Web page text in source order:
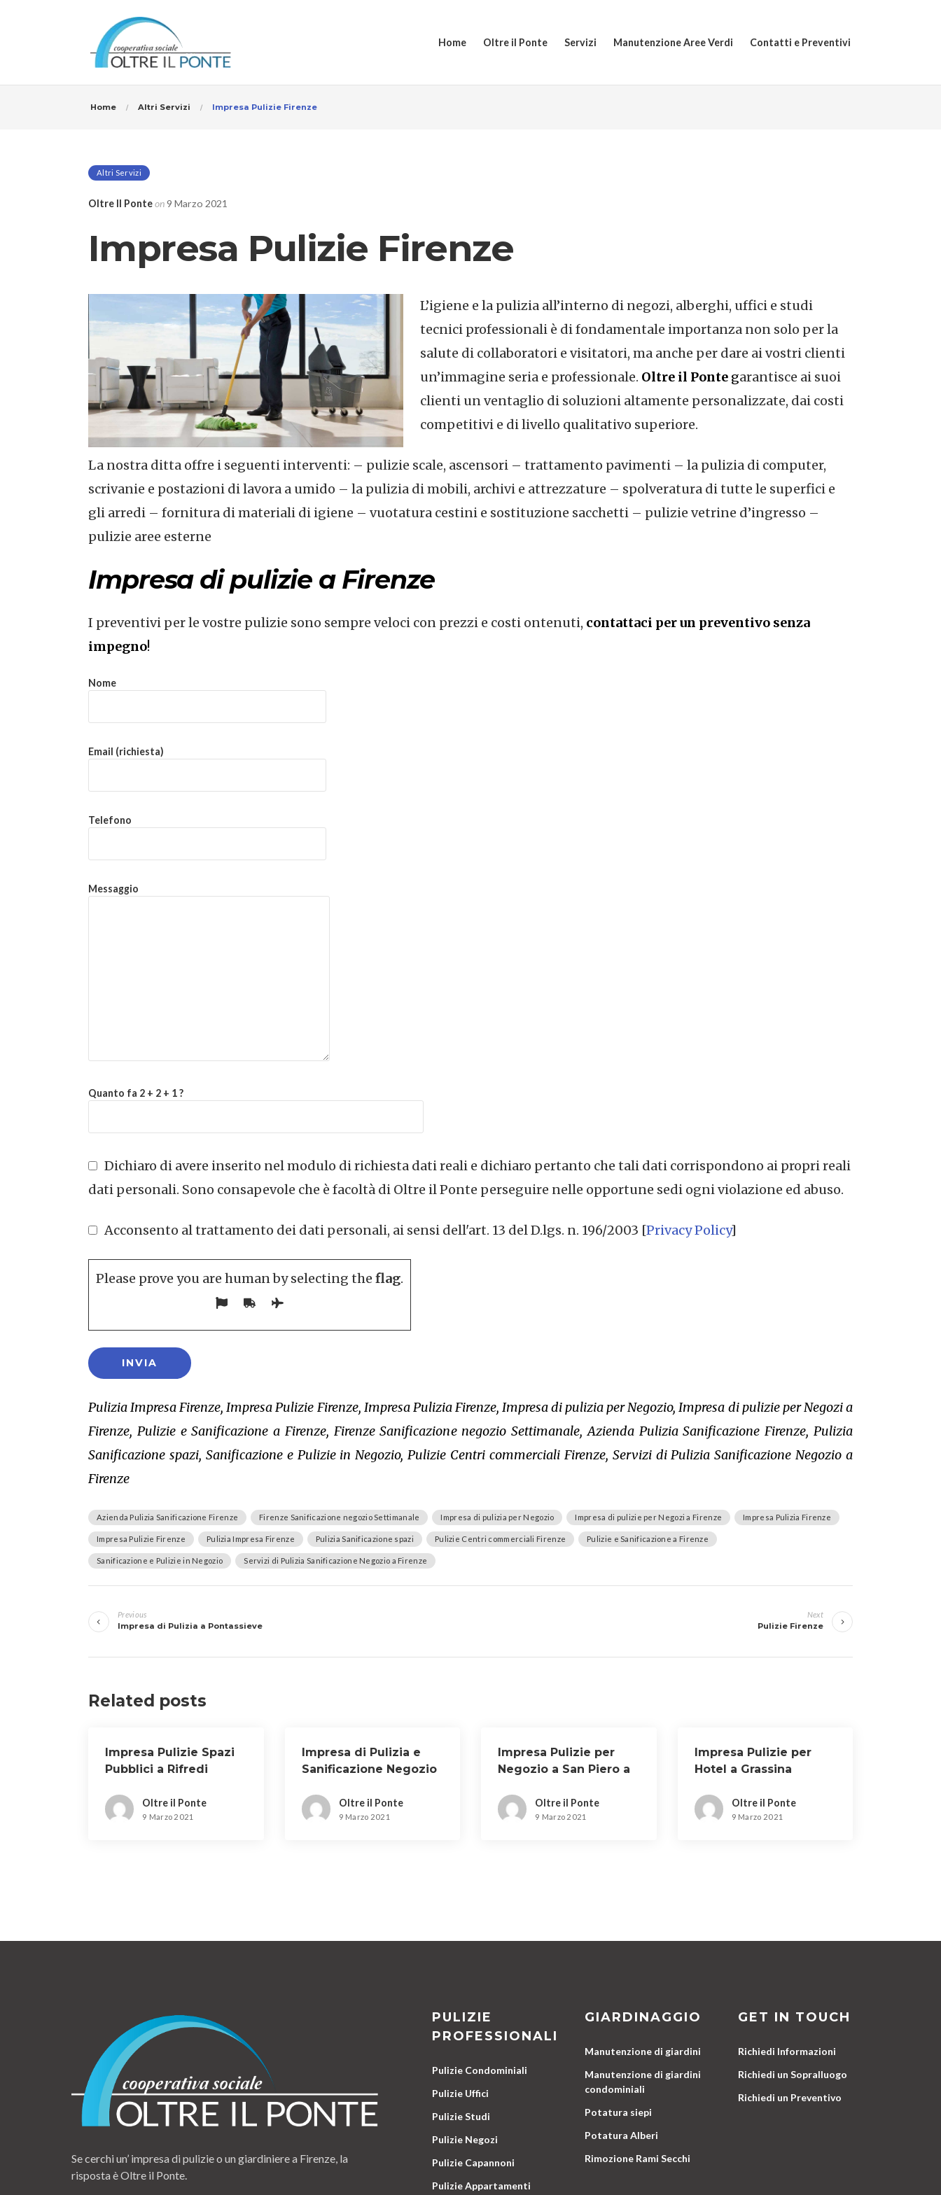
Home Oltre il Ponte Servizi Manutenzione Aree Verdi Contatti e Preventivi
Home Altri Servizi Impresa Pulizie Firenze
Altri Servizi
Oltre Il Ponteon9 Marzo 2021
Impresa Pulizie Firenze
L’igiene e la pulizia all’interno di negozi, alberghi, uffici e studi
tecnici professionali è di fondamentale importanza non solo per la
salute di collaboratori e visitatori, ma anche per dare ai vostri clienti
un’immagine seria e professionale. Oltre il Ponte garantisce ai suoi
clienti un ventaglio di soluzioni altamente personalizzate, dai costi
competitivi e di livello qualitativo superiore.
La nostra ditta offre i seguenti interventi: – pulizie scale, ascensori – trattamento pavimenti – la pulizia di computer,
scrivanie e postazioni di lavora a umido – la pulizia di mobili, archivi e attrezzature – spolveratura di tutte le superfici e
gli arredi – fornitura di materiali di igiene – vuotatura cestini e sostituzione sacchetti – pulizie vetrine d’ingresso –
pulizie aree esterne
Impresa di pulizie a Firenze
I preventivi per le vostre pulizie sono sempre veloci con prezzi e costi ontenuti, contattaci per un preventivo senza
impegno!
Nome
Email (richiesta)
Telefono
Messaggio
Quanto fa 2 + 2 + 1 ?
Dichiaro di avere inserito nel modulo di richiesta dati reali e dichiaro pertanto che tali dati corrispondono ai propri reali
dati personali. Sono consapevole che è facoltà di Oltre il Ponte perseguire nelle opportune sedi ogni violazione ed abuso.
Acconsento al trattamento dei dati personali, ai sensi dell'art. 13 del D.lgs. n. 196/2003 [Privacy Policy]
Please prove you are human by selecting the flag.
Pulizia Impresa Firenze, Impresa Pulizie Firenze, Impresa Pulizia Firenze, Impresa di pulizia per Negozio, Impresa di pulizie per Negozi a
Firenze, Pulizie e Sanificazione a Firenze, Firenze Sanificazione negozio Settimanale, Azienda Pulizia Sanificazione Firenze, Pulizia
Sanificazione spazi, Sanificazione e Pulizie in Negozio, Pulizie Centri commerciali Firenze, Servizi di Pulizia Sanificazione Negozio a
Firenze
Azienda Pulizia Sanificazione Firenze Firenze Sanificazione negozio Settimanale Impresa di pulizia per Negozio Impresa di pulizie per Negozi a Firenze Impresa Pulizia Firenze
Impresa Pulizie Firenze Pulizia Impresa Firenze Pulizia Sanificazione spazi Pulizie Centri commerciali Firenze Pulizie e Sanificazione a Firenze
Sanificazione e Pulizie in Negozio Servizi di Pulizia Sanificazione Negozio a Firenze
articoli
Previous
Impresa di Pulizia a Pontassieve
Next
Pulizie Firenze
Related posts
Impresa Pulizie Spazi
Pubblici a Rifredi
Oltre il Ponte
9 Marzo 2021
Impresa di Pulizia e
Sanificazione Negozio
Oltre il Ponte
9 Marzo 2021
Impresa Pulizie per
Negozio a San Piero a
Oltre il Ponte
9 Marzo 2021
Impresa Pulizie per
Hotel a Grassina
Oltre il Ponte
9 Marzo 2021
Se cerchi un’ impresa di pulizie o un giardiniere a Firenze, la
risposta è Oltre il Ponte.
PULIZIE
PROFESSIONALI
Pulizie Condominiali
Pulizie Uffici
Pulizie Studi
Pulizie Negozi
Pulizie Capannoni
Pulizie Appartamenti
GIARDINAGGIO
Manutenzione di giardini
Manutenzione di giardini
condominiali
Potatura siepi
Potatura Alberi
Rimozione Rami Secchi
GET IN TOUCH
Richiedi Informazioni
Richiedi un Sopralluogo
Richiedi un Preventivo